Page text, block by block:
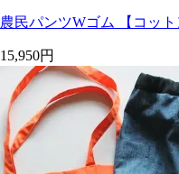
農民パンツWゴム 【コット
15,950円